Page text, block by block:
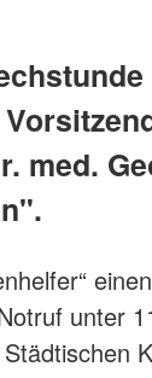
med.
unter